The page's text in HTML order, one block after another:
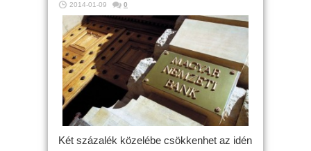
2014-01-09 0
Két százalék közelébe csökkenhet az idén